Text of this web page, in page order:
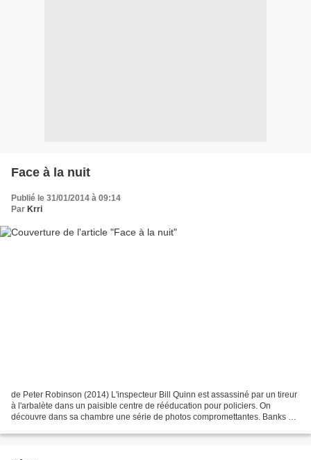
Face à la nuit
Publié le 31/01/2014 à 09:14
Par Krri
de Peter Robinson (2014) L'inspecteur Bill Quinn est assassiné par un tireur
à l'arbalète dans un paisible centre de rééducation pour policiers. On
découvre dans sa chambre une série de photos compromettantes. Banks en